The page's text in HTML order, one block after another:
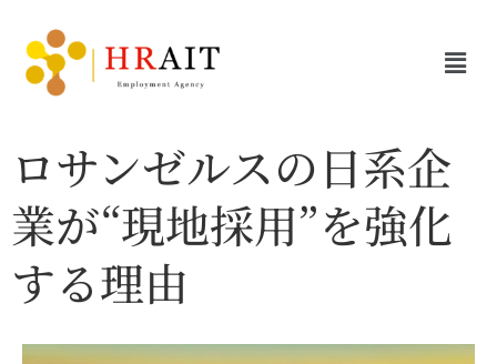
ロサンゼルスの日系企
業が“現地採用”を強化
する理由